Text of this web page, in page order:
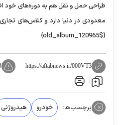
طراحی حمل و نقل هم به دوره‌های خود
معدودی در دنیا دارد و کلاس‌های
{$old_album_120965}
https://aftabnews.ir/000VT3
برچسب‌ها: خودرو هیدروژنی